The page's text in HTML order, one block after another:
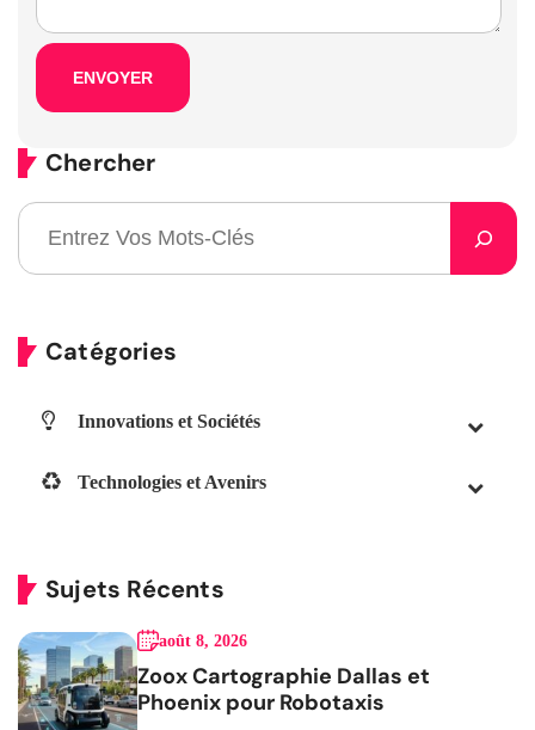
Chercher
Catégories
Innovations et Sociétés
Technologies et Avenirs
Sujets Récents
août 8, 2026
Zoox Cartographie Dallas et
Phoenix pour Robotaxis